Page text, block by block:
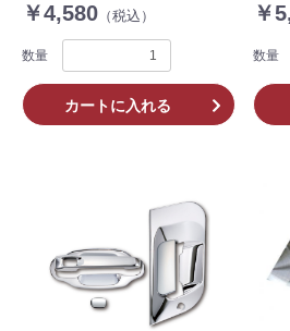
￥4,580 （税込）
数量
カートに入れる
￥
数量